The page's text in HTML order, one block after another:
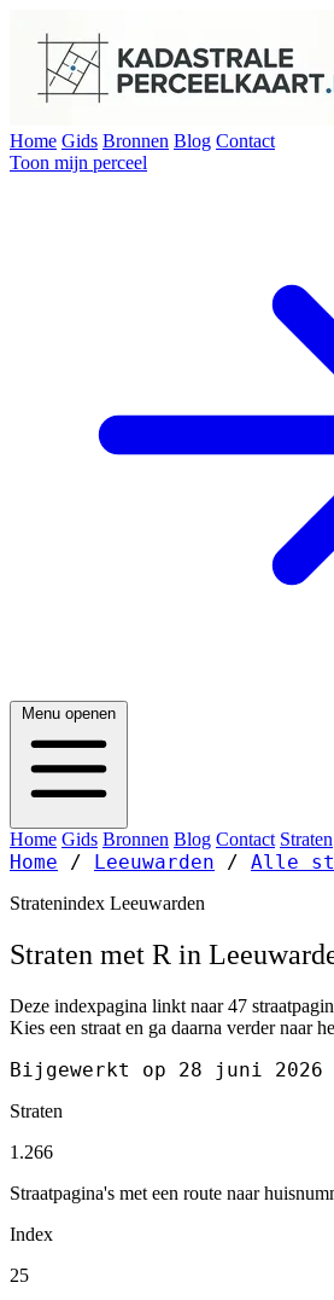
Home Gids Bronnen Blog Contact
Toon mijn perceel
Menu openen
Home Gids Bronnen Blog Contact Straten
Home / Leeuwarden / Alle
Stratenindex Leeuwarden
Straten met R in
Deze indexpagina linkt naar 47
Kies een straat en ga daarna verder naar
Bijgewerkt op 28 juni 2026
Straten
1.266
Straatpagina's met een route naar
Index
25